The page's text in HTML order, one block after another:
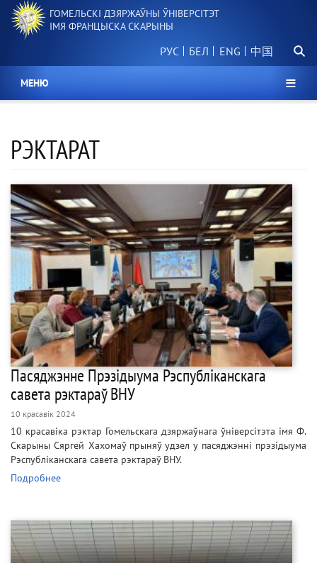
Перайсці
асноўнага
ГОМЕЛЬСКІ ДЗЯРЖАЎНЫ ЎНІВЕРСІТЭТ
ІМЯ ФРАНЦЫСКА СКАРЫНЫ
РУС БЕЛ 中国
МЕНЮ
РЭКТАРАТ
Пасяджэнне Прэзідыума Рэспубліканскага
савета рэктараў ВНУ
10 красавік 2024
10 красавіка рэктар Гомельскага дзяржаўнага ўніверсітэта імя Ф.
Скарыны Сяргей Хахомаў прыняў удзел у пасяджэнні прэзідыума
Рэспубліканскага савета рэктараў ВНУ.
Подробнее